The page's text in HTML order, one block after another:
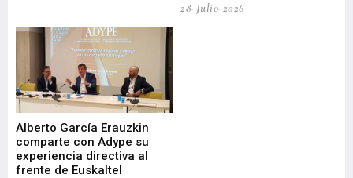
28-Julio-2026
Alberto García Erauzkin
comparte con Adype su
experiencia directiva al
frente de Euskaltel